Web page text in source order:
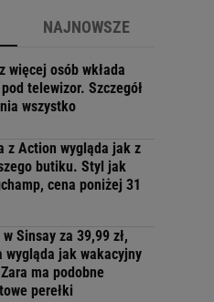
NAJNOWSZE
więcej osób wkłada
telewizor. Szczegół
wszystko
z Action wygląda jak z
butiku. Styl jak
cena poniżej 31
w Sinsay za 39,99 zł,
wygląda jak wakacyjny
ma podobne
perełki